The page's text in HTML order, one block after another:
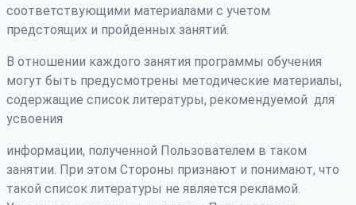
соответствующими материалами с учетом
предстоящих и пройденных занятий.
В отношении каждого занятия программы обучения
могут быть предусмотрены методические материалы,
содержащие список литературы, рекомендуемой для
усвоения
информации, полученной Пользователем в таком
занятии. При этом Стороны признают и понимают, что
такой список литературы не является рекламой.